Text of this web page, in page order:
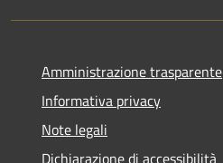
Amministrazione trasparente
Informativa privacy
Note legali
Dichiarazione di accessibilità